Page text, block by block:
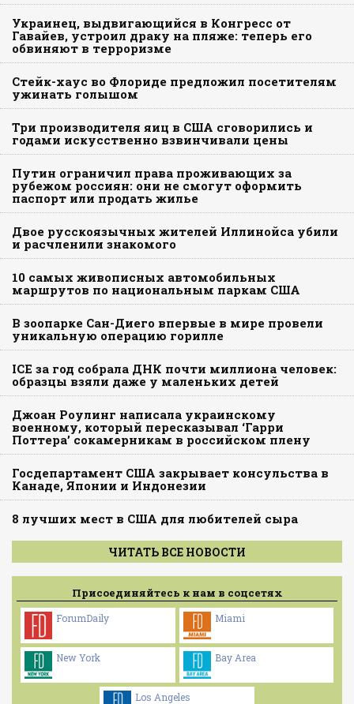
Украинец, выдвигающийся в Конгресс от
Гавайев, устроил драку на пляже: теперь его
обвиняют в терроризме
Стейк-хаус во Флориде предложил посетителям
ужинать голышом
Три производителя яиц в США сговорились и
годами искусственно взвинчивали цены
Путин ограничил права проживающих за
рубежом россиян: они не смогут оформить
паспорт или продать жилье
Двое русскоязычных жителей Иллинойса убили
и расчленили знакомого
10 самых живописных автомобильных
маршрутов по национальным паркам США
В зоопарке Сан-Диего впервые в мире провели
уникальную операцию горилле
ICE за год собрала ДНК почти миллиона человек:
образцы взяли даже у маленьких детей
Джоан Роулинг написала украинскому
военному, который пересказывал ‘Гарри
Поттера’ сокамерникам в российском плену
Госдепартамент США закрывает консульства в
Канаде, Японии и Индонезии
8 лучших мест в США для любителей сыра
ЧИТАТЬ ВСЕ НОВОСТИ
Присоединяйтесь к нам в соцсетях
ForumDaily Miami
New York Bay Area
Los Angeles